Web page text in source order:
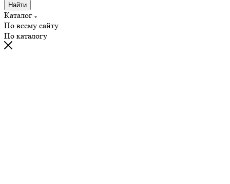
Найти
Каталог
По всему сайту
По каталогу